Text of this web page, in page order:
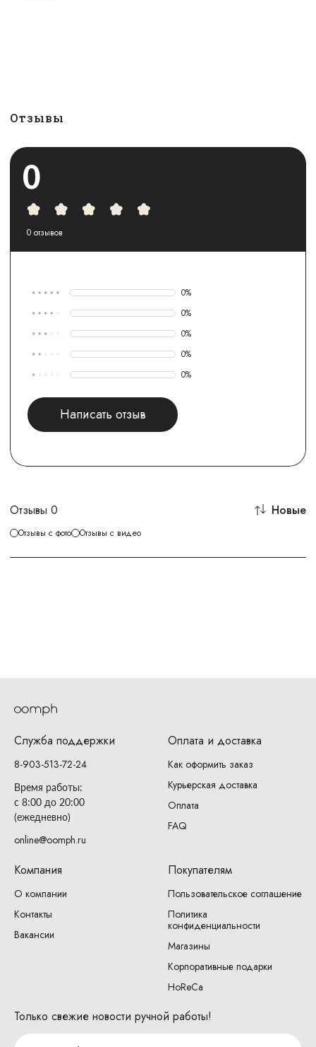
Отзывы
0
0 отзывов
0%
0%
0%
0%
0%
Написать отзыв
Отзывы 0
Отзывы с фото Отзывы с видео
Новые
Служба поддержки
8-903-513-72-24
Время работы:
с 8:00 до 20:00
(ежедневно)
online@oomph.ru
Оплата и доставка
Как оформить заказ
Курьерская доставка
Оплата
FAQ
Компания
О компании
Контакты
Вакансии
Покупателям
Пользовательское соглашение
Политика
конфиденциальности
Магазины
Корпоративные подарки
HoReCa
Только свежие новости ручной работы!